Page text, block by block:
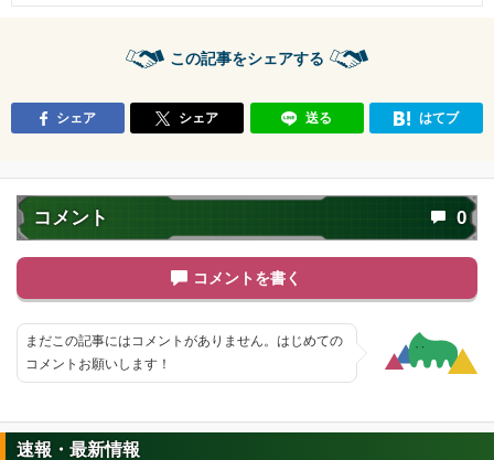
この記事をシェアする
シェア シェア 送る はてブ
コメント 0
コメントを書く
まだこの記事にはコメントがありません。はじめての
コメントお願いします！
速報・最新情報